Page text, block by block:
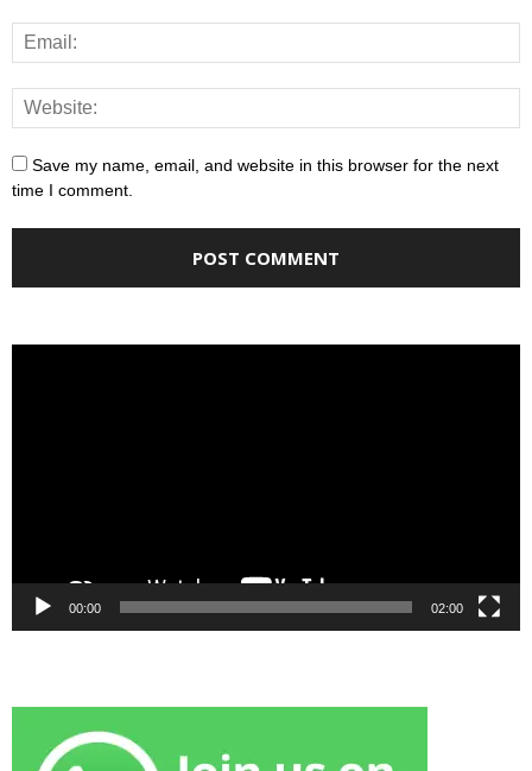
Save my name, email, and website in this browser for the next
time I comment.
00:00 02:00